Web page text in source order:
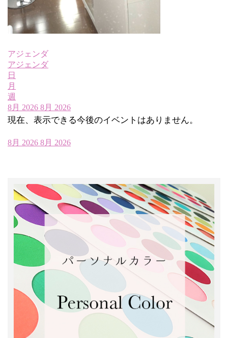
アジェンダ
アジェンダ
日
月
週
8月 2026 8月 2026
現在、表示できる今後のイベントはありません。
8月 2026 8月 2026